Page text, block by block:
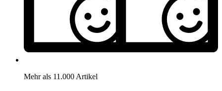
Mehr als 11.000 Artikel